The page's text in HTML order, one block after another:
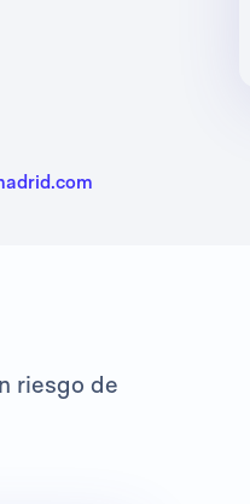
riesgo de